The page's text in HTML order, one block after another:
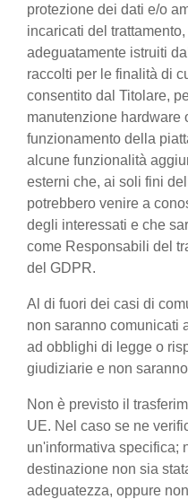
protezione dei dati e/o
incaricati del
adeguatamente istruiti
raccolti per le finalità di
consentito dal Titolare,
manutenzione hardware
funzionamento della
alcune funzionalità
esterni che, ai soli fini
potrebbero venire a
degli interessati e che
come Responsabili del
del GDPR.
Al di fuori dei casi di
non saranno comunicati
ad obblighi di legge o
giudiziarie e non
Non è previsto il
UE. Nel caso se ne
un'informativa specifica;
destinazione non sia
adeguatezza, oppure